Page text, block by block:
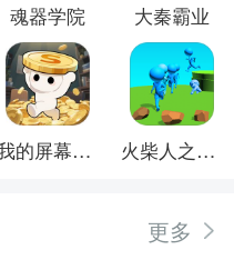
魂器学院 大秦霸业
我的屏幕在喷钱 火柴人之觉醒年代
更多